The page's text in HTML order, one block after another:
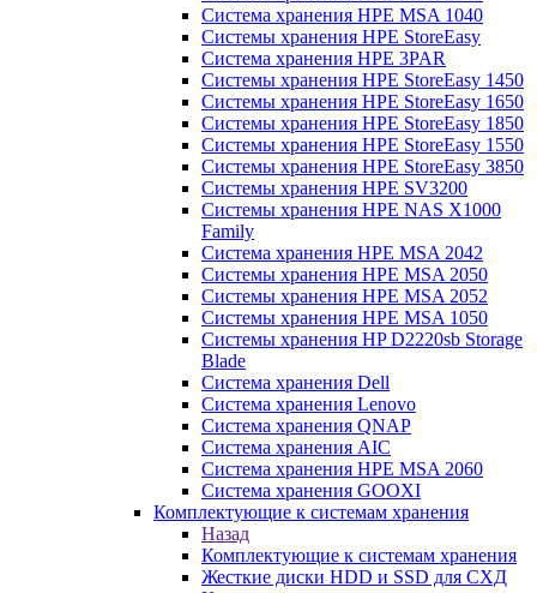
Система хранения HPE MSA 1040
Системы хранения HPE StoreEasy
Система хранения HPE 3PAR
Системы хранения HPE StoreEasy 1450
Системы хранения HPE StoreEasy 1650
Системы хранения HPE StoreEasy 1850
Системы хранения HPE StoreEasy 1550
Системы хранения HPE StoreEasy 3850
Системы хранения HPE SV3200
Системы хранения HPE NAS X1000
Family
Система хранения HPE MSA 2042
Системы хранения HPE MSA 2050
Системы хранения HPE MSA 2052
Системы хранения HPE MSA 1050
Системы хранения HP D2220sb Storage
Blade
Система хранения Dell
Система хранения Lenovo
Система хранения QNAP
Система хранения AIC
Система хранения HPE MSA 2060
Система хранения GOOXI
Комплектующие к системам хранения
Назад
Комплектующие к системам хранения
Жесткие диски HDD и SSD для СХД